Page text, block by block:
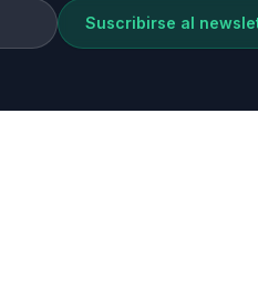
Suscribirse al